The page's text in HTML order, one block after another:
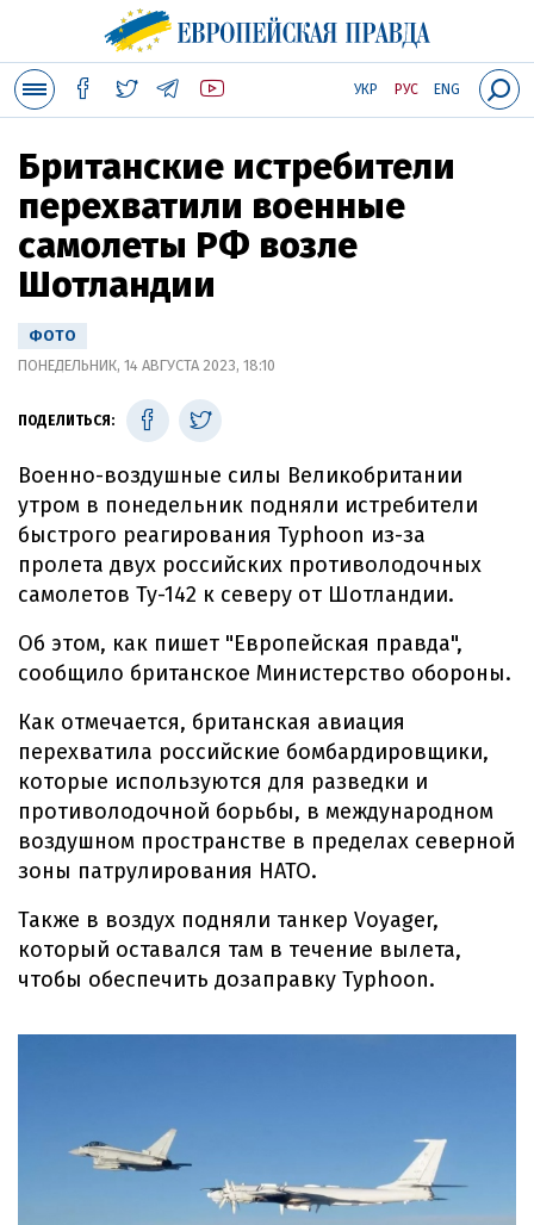
УКР РУС ENG
Британские истребители
перехватили военные
самолеты РФ возле
Шотландии
ФОТО
ПОНЕДЕЛЬНИК, 14 АВГУСТА 2023, 18:10
ПОДЕЛИТЬСЯ:
Военно-воздушные силы Великобритании
утром в понедельник подняли истребители
быстрого реагирования Typhoon из-за
пролета двух российских противолодочных
самолетов Ту-142 к северу от Шотландии.
Об этом, как пишет "Европейская правда",
сообщило британское Министерство обороны.
Как отмечается, британская авиация
перехватила российские бомбардировщики,
которые используются для разведки и
противолодочной борьбы, в международном
воздушном пространстве в пределах северной
зоны патрулирования НАТО.
Также в воздух подняли танкер Voyager,
который оставался там в течение вылета,
чтобы обеспечить дозаправку Typhoon.